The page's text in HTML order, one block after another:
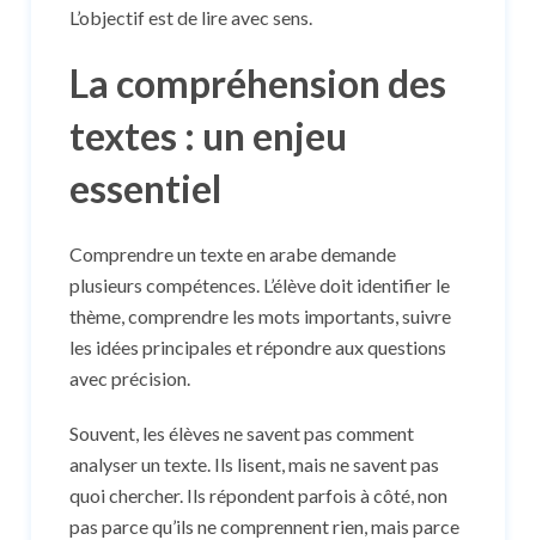
L’objectif est de lire avec sens.
La compréhension des
textes : un enjeu
essentiel
Comprendre un texte en arabe demande
plusieurs compétences. L’élève doit identifier le
thème, comprendre les mots importants, suivre
les idées principales et répondre aux questions
avec précision.
Souvent, les élèves ne savent pas comment
analyser un texte. Ils lisent, mais ne savent pas
quoi chercher. Ils répondent parfois à côté, non
pas parce qu’ils ne comprennent rien, mais parce